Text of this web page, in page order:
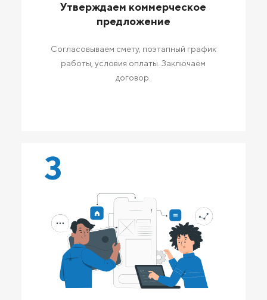
Утверждаем коммерческое
предложение
Согласовываем смету, поэтапный график
работы, условия оплаты. Заключаем
договор.
3